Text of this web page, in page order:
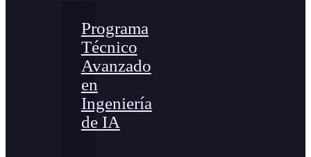
Programa
Técnico
Avanzado
en
Ingeniería
de IA